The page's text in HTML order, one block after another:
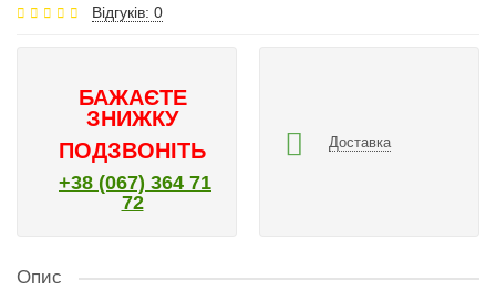
Відгуків: 0
БАЖАЄТЕ
ЗНИЖКУ
ПОДЗВОНІТЬ
+38 (067) 364 71
72
Доставка
Опис